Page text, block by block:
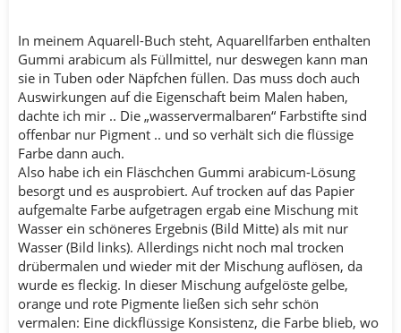
In meinem Aquarell-Buch steht, Aquarellfarben enthalten
Gummi arabicum als Füllmittel, nur deswegen kann man
sie in Tuben oder Näpfchen füllen. Das muss doch auch
Auswirkungen auf die Eigenschaft beim Malen haben,
dachte ich mir .. Die „wasservermalbaren“ Farbstifte sind
offenbar nur Pigment .. und so verhält sich die flüssige
Farbe dann auch.
Also habe ich ein Fläschchen Gummi arabicum-Lösung
besorgt und es ausprobiert. Auf trocken auf das Papier
aufgemalte Farbe aufgetragen ergab eine Mischung mit
Wasser ein schöneres Ergebnis (Bild Mitte) als mit nur
Wasser (Bild links). Allerdings nicht noch mal trocken
drübermalen und wieder mit der Mischung auflösen, da
wurde es fleckig. In dieser Mischung aufgelöste gelbe,
orange und rote Pigmente ließen sich sehr schön
vermalen: Eine dickflüssige Konsistenz, die Farbe blieb, wo